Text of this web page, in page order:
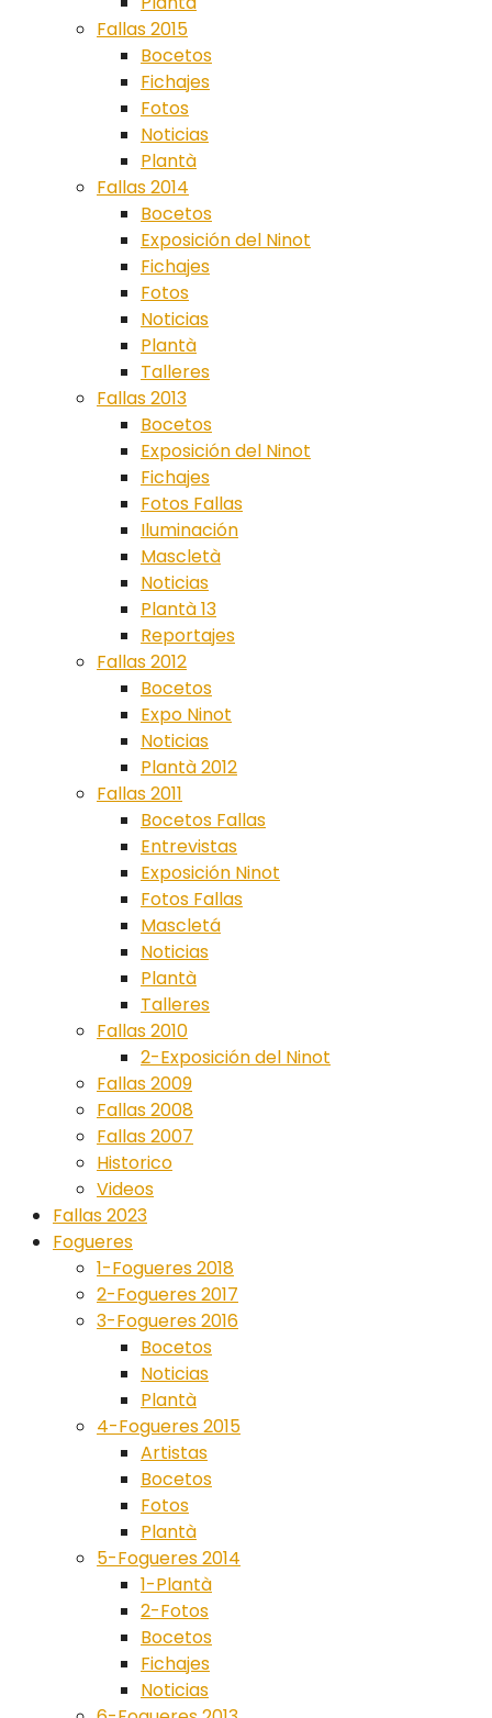
Fallas 2015
Bocetos
Fichajes
Fotos
Noticias
Plantà
Fallas 2014
Bocetos
Exposición del Ninot
Fichajes
Fotos
Noticias
Plantà
Talleres
Fallas 2013
Bocetos
Exposición del Ninot
Fichajes
Fotos Fallas
Iluminación
Mascletà
Noticias
Plantà 13
Reportajes
Fallas 2012
Bocetos
Expo Ninot
Noticias
Plantà 2012
Fallas 2011
Bocetos Fallas
Entrevistas
Exposición Ninot
Fotos Fallas
Mascletá
Noticias
Plantà
Talleres
Fallas 2010
2-Exposición del Ninot
Fallas 2009
Fallas 2008
Fallas 2007
Historico
Videos
Fallas 2023
Fogueres
1-Fogueres 2018
2-Fogueres 2017
3-Fogueres 2016
Bocetos
Noticias
Plantà
4-Fogueres 2015
Artistas
Bocetos
Fotos
Plantà
5-Fogueres 2014
1-Plantà
2-Fotos
Bocetos
Fichajes
Noticias